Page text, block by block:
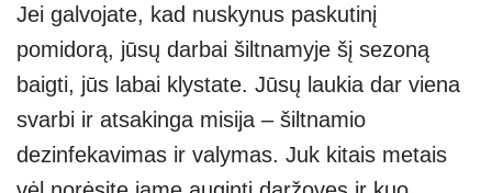
at
s
A
p
p
p
e
e
gr
a
m
er ss
e
n
g
er
ar
e
Jei galvojate, kad nuskynus paskutinį
pomidorą, jūsų darbai šiltnamyje šį sezoną
baigti, jūs labai klystate. Jūsų laukia dar viena
svarbi ir atsakinga misija – šiltnamio
dezinfekavimas ir valymas. Juk kitais metais